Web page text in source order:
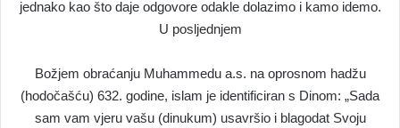
jednako kao što daje odgovore odakle dolazimo i kamo idemo.
U posljednjem
Božjem obraćanju Muhammedu a.s. na oprosnom hadžu
(hodočašću) 632. godine, islam je identificiran s Dinom: „Sada
sam vam vjeru vašu (dinukum) usavršio i blagodat Svoju